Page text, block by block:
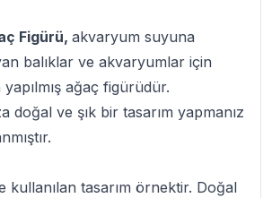
Figürü, akvaryum suyuna
balıklar ve akvaryumlar için
ağaç figürüdür.
doğal ve şık bir tasarım yapmanız
kullanılan tasarım örnektir. Doğal